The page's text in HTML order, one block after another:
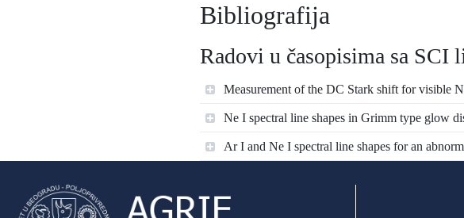
Bibliografija
Radovi u časopisima sa SCI
Measurement of the DC Stark shift for visible
Ne I spectral line shapes in Grimm type glow
Ar I and Ne I spectral line shapes for an